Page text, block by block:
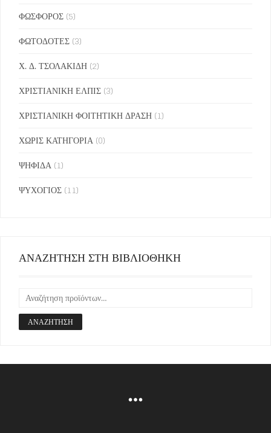
ΦΩΣΦΟΡΟΣ (5)
ΦΩΤΟΔΟΤΕΣ (3)
Χ. Δ. ΤΣΟΛΑΚΙΔΗ (2)
ΧΡΙΣΤΙΑΝΙΚΗ ΕΛΠΙΣ (3)
ΧΡΙΣΤΙΑΝΙΚΗ ΦΟΙΤΗΤΙΚΗ ΔΡΑΣΗ (1)
ΧΩΡΙΣ ΚΑΤΗΓΟΡΙΑ (0)
ΨΗΦΙΔΑ (1)
ΨΥΧΟΓΙΟΣ (11)
ΑΝΑΖΗΤΗΣΗ ΣΤΗ ΒΙΒΛΙΟΘΗΚΗ
ΑΝΑΖΉΤΗΣΗ